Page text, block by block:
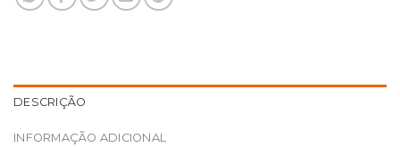
DESCRIÇÃO
INFORMAÇÃO ADICIONAL